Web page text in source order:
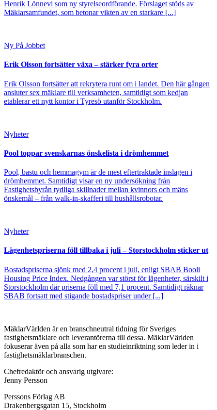
Henrik Lönnevi som ny styrelseordförande. Förslaget stöds av
Mäklarsamfundet, som betonar vikten av en starkare [...]
Ny På Jobbet
Erik Olsson fortsätter växa – stärker fyra orter
Erik Olsson fortsätter att rekrytera runt om i landet. Den här gången
ansluter sex mäklare till verksamheten, samtidigt som kedjan
etablerar ett nytt kontor i Tyresö utanför Stockholm.
Nyheter
Pool toppar svenskarnas önskelista i drömhemmet
Pool, bastu och hemmagym är de mest eftertraktade inslagen i
drömhemmet. Samtidigt visar en ny undersökning från
Fastighetsbyrån tydliga skillnader mellan kvinnors och mäns
önskemål – från walk-in-skafferi till hushållsrobotar.
Nyheter
Lägenhetspriserna föll tillbaka i juli – Storstockholm sticker ut
Bostadspriserna sjönk med 2,4 procent i juli, enligt SBAB Booli
Housing Price Index. Nedgången var störst för lägenheter, särskilt i
Storstockholm där priserna föll med 7,1 procent. Samtidigt räknar
SBAB fortsatt med stigande bostadspriser under [...]
MäklarVärlden är en branschneutral tidning för Sveriges
fastighetsmäklare och leverantörerna till dessa. MäklarVärlden
fokuserar även på alla som har en studieinriktning som leder in i
fastighetsmäklarbranschen.
Chefredaktör och ansvarig utgivare:
Jenny Persson
Perssons Förlag AB
Drakenbergsgatan 15, Stockholm